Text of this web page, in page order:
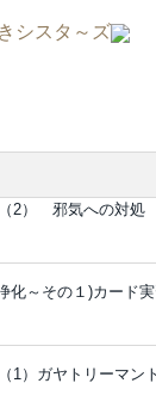
シスタ～ズ
2） 邪気への対処
～その１)カード
1）ガヤトリーマン